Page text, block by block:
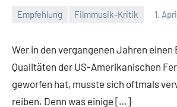
Empfehlung Filmmusik-Kritik 1.
Wer in den vergangenen Jahren einen
Qualitäten der US-Amerikanischen
geworfen hat, musste sich oftmals
reiben. Denn was einige […]